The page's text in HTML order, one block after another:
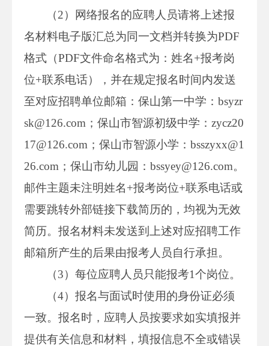
（2）网络报名的应聘人员请将上述报
名材料电子版汇总为同一文档并转换为PDF
格式（PDF文件命名格式为：姓名+报考岗
位+联系电话），并在规定报名时间内发送
至对应招聘单位邮箱：保山第一中学：bsyzr
sk@126.com；保山市智源初级中学：zycz20
17@126.com；保山市智源小学：bsszyxx@1
26.com；保山市幼儿园：bssyey@126.com。
邮件主题未注明姓名+报考岗位+联系电话或
需要跳转外部链接下载简历的，均视为无效
简历。报名材料未发送到上述对应招聘工作
邮箱所产生的后果由报考人员自行承担。
（3）每位应聘人员只能报考1个岗位。
（4）报名与面试时使用的身份证必须
一致。报名时，应聘人员按要求如实填报并
提供有关信息和材料，填报信息不全或错误